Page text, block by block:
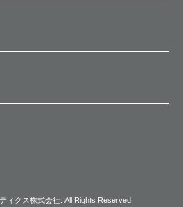
ィクス株式会社. All Rights Reserved.